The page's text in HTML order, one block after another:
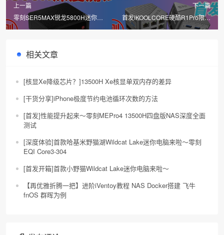
上一篇
零刻SER5MAX锐龙5800H迷你主
机深度测评及PVE核显直通硬解输
下一篇
首发iKOOLCORE硬酷R1Pro限量
版迷你电脑深度测试 最小4口2.5G
相关文章
[核显Xe降级芯片？]13500H Xe核显单双内存的差异
[干货分享]iPhone极度节约电池循环次数的方法
[首发]性能提升起来～零刻MEPro4 13500H四盘版NAS深度全面
测试
[深度体验]首款哈基米野猫湖Wildcat Lake迷你电脑来啦～零刻
EQI Core3-304
[首发开箱]首款小野猫Wildcat Lake迷你电脑来啦～
【再优雅折腾一把】进阶iVentoy教程 NAS Docker搭建 飞牛
fnOS 群晖为例